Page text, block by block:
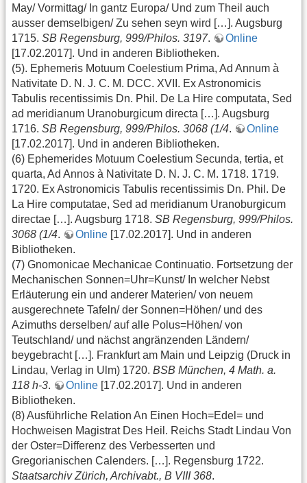
May/ Vormittag/ In gantz Europa/ Und zum Theil auch
ausser demselbigen/ Zu sehen seyn wird […]. Augsburg
1715. SB Regensburg, 999/Philos. 3197.
Online
[17.02.2017]. Und in anderen Bibliotheken.
(5). Ephemeris Motuum Coelestium Prima, Ad Annum à
Nativitate D. N. J. C. M. DCC. XVII. Ex Astronomicis
Tabulis recentissimis Dn. Phil. De La Hire computata, Sed
ad meridianum Uranoburgicum directa […]. Augsburg
1716. SB Regensburg, 999/Philos. 3068 (1/4.
Online
[17.02.2017]. Und in anderen Bibliotheken.
(6) Ephemerides Motuum Coelestium Secunda, tertia, et
quarta, Ad Annos à Nativitate D. N. J. C. M. 1718. 1719.
1720. Ex Astronomicis Tabulis recentissimis Dn. Phil. De
La Hire computatae, Sed ad meridianum Uranoburgicum
directae […]. Augsburg 1718. SB Regensburg, 999/Philos.
3068 (1/4. Online [17.02.2017]. Und in anderen
Bibliotheken.
(7) Gnomonicae Mechanicae Continuatio. Fortsetzung der
Mechanischen Sonnen=Uhr=Kunst/ In welcher Nebst
Erläuterung ein und anderer Materien/ von neuem
ausgerechnete Tafeln/ der Sonnen=Höhen/ und des
Azimuths derselben/ auf alle Polus=Höhen/ von
Teutschland/ und nächst angränzenden Ländern/
beygebracht […]. Frankfurt am Main und Leipzig (Druck in
Lindau, Verlag in Ulm) 1720. BSB München, 4 Math. a.
118 h-3. Online [17.02.2017]. Und in anderen
Bibliotheken.
(8) Ausführliche Relation An Einen Hoch=Edel= und
Hochweisen Magistrat Des Heil. Reichs Stadt Lindau Von
der Oster=Differenz des Verbesserten und
Gregorianischen Calenders. […]. Regensburg 1722.
Staatsarchiv Zürich, Archivabt., B VIII 368.